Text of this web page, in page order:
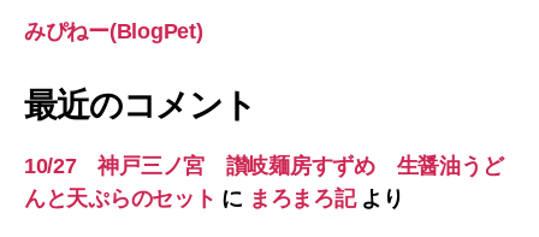
みぴねー(BlogPet)
最近のコメント
10/27 神戸三ノ宮 讃岐麺房すずめ 生醤油うど
んと天ぷらのセット に まろまろ記より